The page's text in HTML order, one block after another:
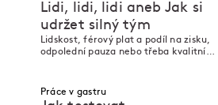
Lidi, lidi, lidi aneb Jak si
udržet silný tým
Lidskost, férový plat a podíl na zisku,
odpolední pauza nebo třeba kvalitní
současné gastronomii?
Práce v gastru